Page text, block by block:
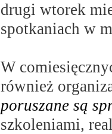
drugi wtorek
spotkaniach w
W
również
poruszane są
szkoleniami,